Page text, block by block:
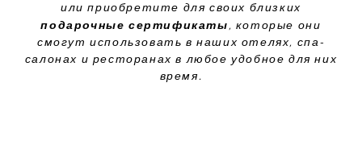
или приобретите для своих близких
подарочные сертификаты, которые они
смогут использовать в наших отелях, спа-
салонах и ресторанах в любое удобное для них
время.